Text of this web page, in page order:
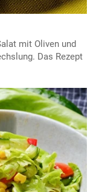
mit Oliven und
Das Rezept